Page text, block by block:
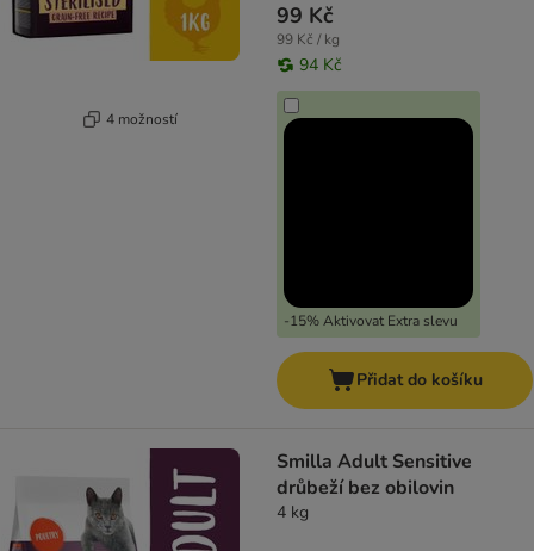
4 možností
99 Kč
99 Kč / kg
94 Kč
-15% Aktivovat Extra slevu
Přidat do košíku
Smilla Adult Sensitive
drůbeží bez obilovin
4 kg